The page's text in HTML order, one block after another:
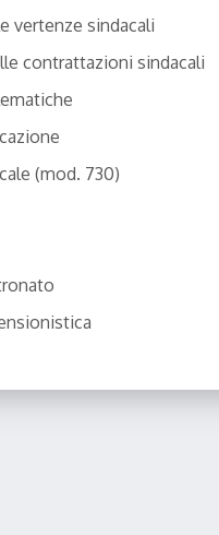
vertenze sindacali
contrattazioni sindacali
(mod. 730)